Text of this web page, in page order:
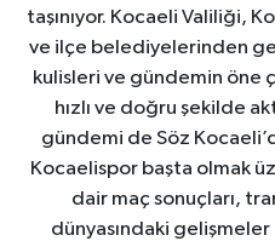
taşınıyor. Kocaeli Valiliği,
ve ilçe belediyelerinden
kulisleri ve gündemin öne
hızlı ve doğru şekilde
gündemi de Söz
Kocaelispor başta olmak
dair maç sonuçları,
dünyasındaki gelişmeler